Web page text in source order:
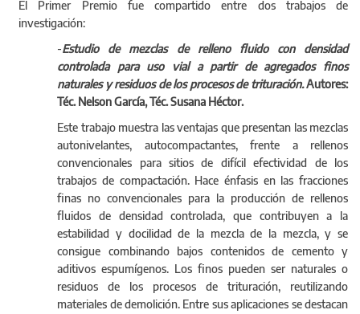
Héctor.
El Primer Premio fue compartido entre dos trabajos de
investigación:
-Estudio de mezclas de relleno fluido con densidad
controlada para uso vial a partir de agregados finos
naturales y residuos de los procesos de trituración.
Autores:
Téc. Nelson García, Téc. Susana Héctor.
Este trabajo muestra las ventajas que presentan las mezclas
autonivelantes, autocompactantes, frente a rellenos
convencionales para sitios de difícil efectividad de los
trabajos de compactación. Hace énfasis en las fracciones
finas no convencionales para la producción de rellenos
fluidos de densidad controlada, que contribuyen a la
estabilidad y docilidad de la mezcla de la mezcla, y se
consigue combinando bajos contenidos de cemento y
aditivos espumígenos. Los finos pueden ser naturales o